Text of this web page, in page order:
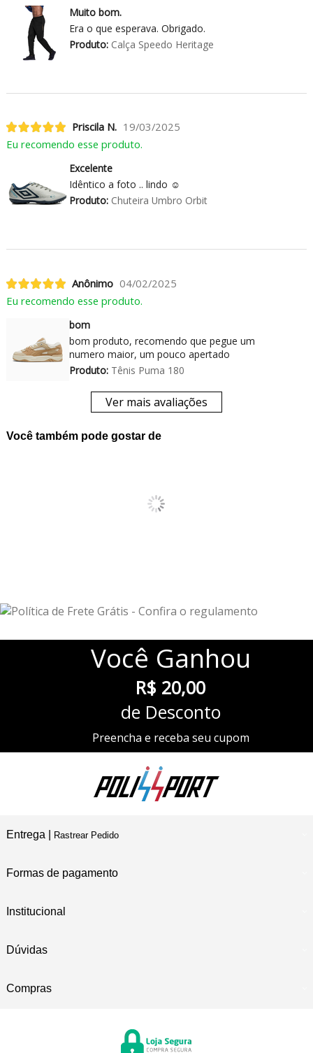
Muito bom.
Era o que esperava. Obrigado.
Produto:Calça Speedo Heritage
Priscila N. 19/03/2025
Eu recomendo esse produto.
Excelente
Idêntico a foto .. lindo ☺️
Produto:Chuteira Umbro Orbit
Anônimo 04/02/2025
Eu recomendo esse produto.
bom
bom produto, recomendo que pegue um
numero maior, um pouco apertado
Produto:Tênis Puma 180
Ver mais avaliações
Você também pode gostar de
Você Ganhou
R$ 20,00
de Desconto
Preencha e receba seu cupom
Entrega | Rastrear Pedido
Formas de pagamento
Institucional
Dúvidas
Compras